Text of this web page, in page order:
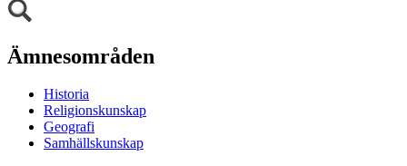
Ämnesområden
Historia
Religionskunskap
Geografi
Samhällskunskap